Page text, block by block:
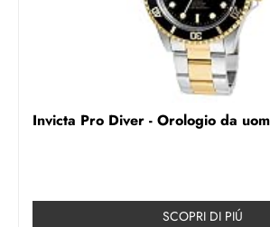
Invicta Pro Diver - Orologio da
SCOPRI DI PIÚ